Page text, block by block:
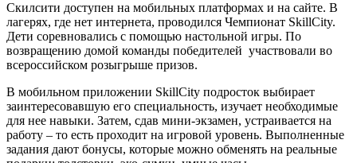
Скилсити доступен на мобильных платформах и на сайте. В
лагерях, где нет интернета, проводился Чемпионат SkillCity.
Дети соревновались с помощью настольной игры. По
возвращению домой команды победителей участвовали во
всероссийском розыгрыше призов.
В мобильном приложении SkillCity подросток выбирает
заинтересовавшую его специальность, изучает необходимые
для нее навыки. Затем, сдав мини-экзамен, устраивается на
работу – то есть проходит на игровой уровень. Выполненные
задания дают бонусы, которые можно обменять на реальные